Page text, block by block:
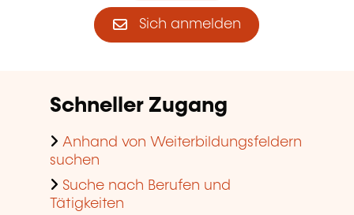
Sich anmelden
Schneller Zugang
Anhand von Weiterbildungsfeldern
suchen
Suche nach Berufen und
Tätigkeiten